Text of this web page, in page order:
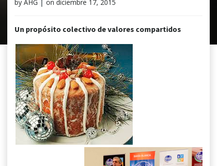
by AHG | on diciembre 17, 2015
Un propósito colectivo de valores compartidos